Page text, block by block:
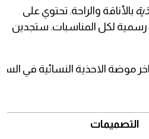
بالأناقة والراحة. تحتوي على
رسمية لكل المناسبات. ستجدين
التصميمات